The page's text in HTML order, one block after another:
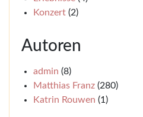
Konzert (2)
Autoren
admin (8)
Matthias Franz (280)
Katrin Rouwen (1)